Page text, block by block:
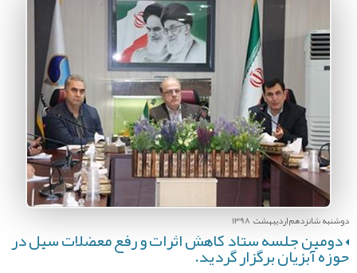
دوشنبه شانزدهم اردیبهشت 1398
دومین جلسه ستاد کاهش اثرات و رفع معضلات سیل در
حوزه آبزیان برگزار گردید.